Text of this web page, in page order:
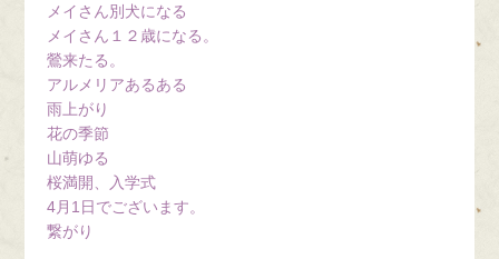
メイさん別犬になる
メイさん１２歳になる。
鶯来たる。
アルメリアあるある
雨上がり
花の季節
山萌ゆる
桜満開、入学式
4月1日でございます。
繋がり